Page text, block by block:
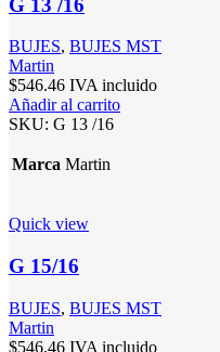
BUJES, BUJES MST
Martin
$546.46 IVA incluido
Añadir al carrito
SKU: G 13 /16
Marca Martin
Quick view
G 15/16
BUJES, BUJES MST
Martin
$546.46 IVA incluido